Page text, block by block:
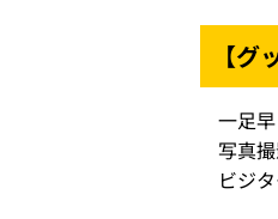
【
一足
写真
ビジ